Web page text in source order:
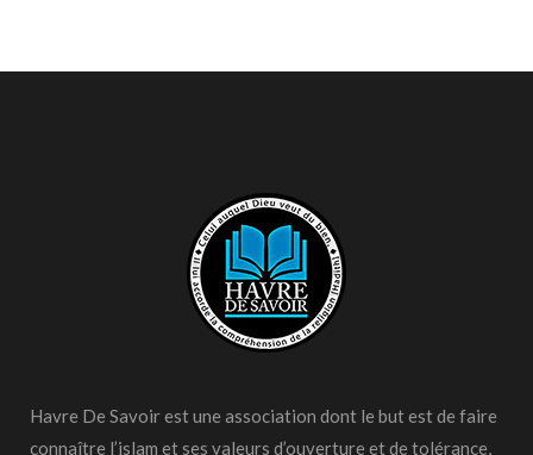
Havre De Savoir est une association dont le but est de faire
connaître l’islam et ses valeurs d’ouverture et de tolérance,